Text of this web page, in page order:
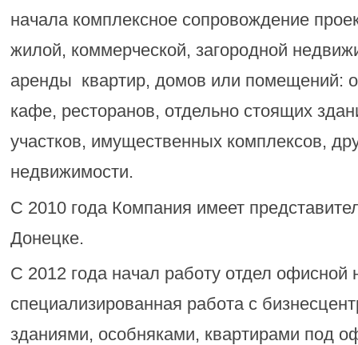
начала комплексное сопровождение
жилой, коммерческой, загородной
аренды квартир, домов или помещений:
кафе, ресторанов, отдельно стоящих
участков, имущественных комплексов,
недвижимости.
С 2010 года Компания имеет
Донецке.
С 2012 года начал работу отдел офисной
специализированная работа с
зданиями, особняками, квартирами под